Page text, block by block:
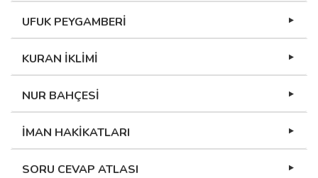
UFUK PEYGAMBERİ
KURAN İKLİMİ
NUR BAHÇESİ
İMAN HAKİKATLARI
SORU CEVAP ATLASI